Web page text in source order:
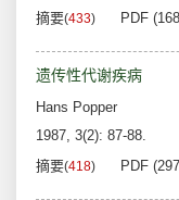
摘要(433) PDF
遗传性代谢疾病
Hans Popper
1987, 3(2): 87-88.
摘要(418) PDF